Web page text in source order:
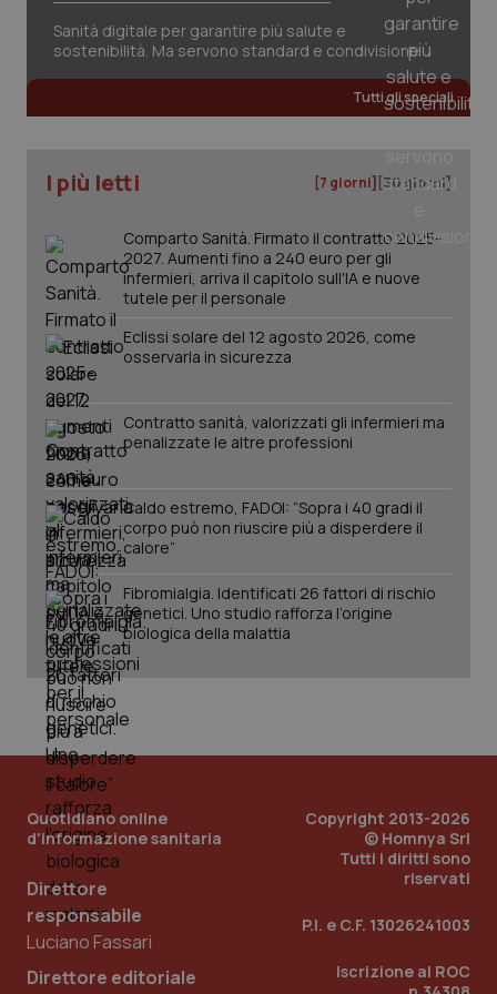
Salute orale & impianti
Sangue & coagulazione
Tumore al seno
Tumore ovarico
Tumori del Polmone & Testa Collo
Tumori gastrointestinali
Ulcera & Reflusso
Vaccini
Sanità digitale per garantire più salute e
sostenibilità. Ma servono standard e condivisione
Tutti gli speciali
I più letti [7 giorni] [30 giorni]
Comparto Sanità. Firmato il contratto 2025-
2027. Aumenti fino a 240 euro per gli
infermieri, arriva il capitolo sull'IA e nuove
tutele per il personale
Eclissi solare del 12 agosto 2026, come
osservarla in sicurezza
Contratto sanità, valorizzati gli infermieri ma
penalizzate le altre professioni
Caldo estremo, FADOI: “Sopra i 40 gradi il
corpo può non riuscire più a disperdere il
calore”
Fibromialgia. Identificati 26 fattori di rischio
genetici. Uno studio rafforza l’origine
biologica della malattia
Quotidiano online
d'informazione sanitaria
Direttore
responsabile
Luciano Fassari
Direttore editoriale
Copyright 2013-2026
© Homnya Srl
Tutti i diritti sono
riservati
P.I. e C.F. 13026241003
Iscrizione al ROC
CookieScriptConsent
CookieScript
www.quotidianosanita.it
tracking-sites-ironfish-
tracking-enable
www.quotidianosanita.it
tracking-sites-ironfish-
session-id
_ga
Google LLC
.quotidianosanita.it
1
mese